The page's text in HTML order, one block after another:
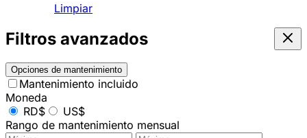
Limpiar
Filtros avanzados
Opciones de mantenimiento
Mantenimiento incluido
Moneda
RD$
US$
Rango de mantenimiento mensual